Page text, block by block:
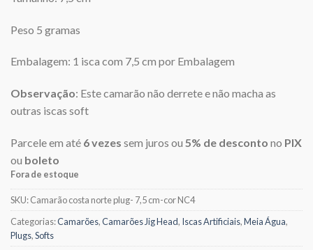
Peso 5 gramas
Embalagem: 1 isca com 7,5 cm por Embalagem
Observação: Este camarão não derrete e não macha as
outras iscas soft
Parcele em até 6 vezes sem juros ou 5% de desconto no PIX
ou boleto
Fora de estoque
SKU:Camarão costa norte plug- 7,5 cm-cor NC4
Categorias:Camarões,Camarões Jig Head, Iscas Artificiais,Meia Água,
Plugs,Softs